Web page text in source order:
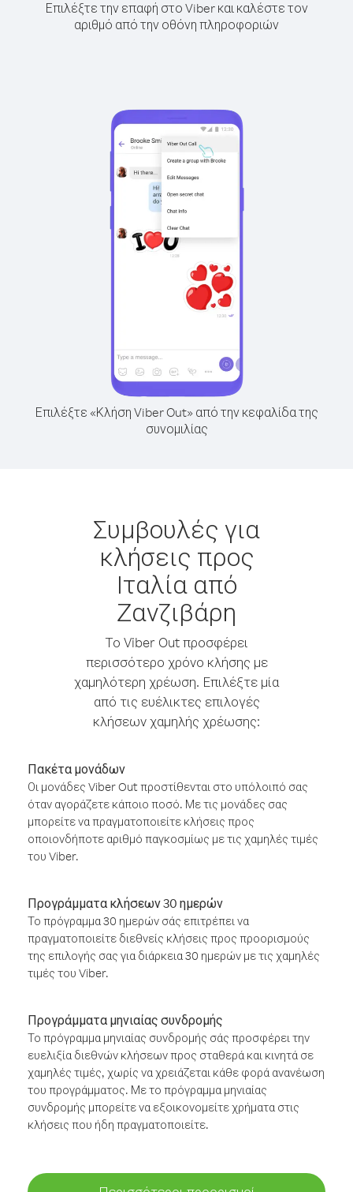
Επιλέξτε την επαφή στο Viber και καλέστε τον
αριθμό από την οθόνη πληροφοριών
Επιλέξτε «Κλήση Viber Out» από την κεφαλίδα της
συνομιλίας
Συμβουλές για
κλήσεις προς
Ιταλία από
Ζανζιβάρη
Το Viber Out προσφέρει
περισσότερο χρόνο κλήσης με
χαμηλότερη χρέωση. Επιλέξτε μία
από τις ευέλικτες επιλογές
κλήσεων χαμηλής χρέωσης:
Πακέτα μονάδων
Οι μονάδες Viber Out προστίθενται στο υπόλοιπό σας
όταν αγοράζετε κάποιο ποσό. Με τις μονάδες σας
μπορείτε να πραγματοποιείτε κλήσεις προς
οποιονδήποτε αριθμό παγκοσμίως με τις χαμηλές τιμές
του Viber.
Προγράμματα κλήσεων 30 ημερών
Το πρόγραμμα 30 ημερών σάς επιτρέπει να
πραγματοποιείτε διεθνείς κλήσεις προς προορισμούς
της επιλογής σας για διάρκεια 30 ημερών με τις χαμηλές
τιμές του Viber.
Προγράμματα μηνιαίας συνδρομής
Το πρόγραμμα μηνιαίας συνδρομής σάς προσφέρει την
ευελιξία διεθνών κλήσεων προς σταθερά και κινητά σε
χαμηλές τιμές, χωρίς να χρειάζεται κάθε φορά ανανέωση
του προγράμματος. Με το πρόγραμμα μηνιαίας
συνδρομής μπορείτε να εξοικονομείτε χρήματα στις
κλήσεις που ήδη πραγματοποιείτε.